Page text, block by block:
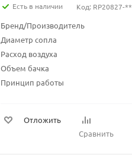
Есть в наличии Код: RP20827-**
Бренд/Производитель
Диаметр сопла
Расход воздуха
Объем бачка
Принцип работы
Отложить
Сравнить